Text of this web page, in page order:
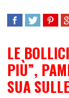
LE
PIÙ”,
SUA